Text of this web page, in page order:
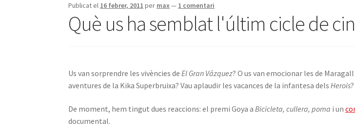
Publicat el 16 febrer, 2011 per max— 1 comentari
Què us ha semblat l'últim cicle de
Us van sorprendre les vivències deEl Gran Vázquez? O us van emocionar les de
aventures de la Kika Superbruixa? Vau aplaudir les vacances de la infantesa delsHerois
De moment, hem tingut dues reaccions: el premi Goya a Bicicleta, cullera, poma i un
documental.